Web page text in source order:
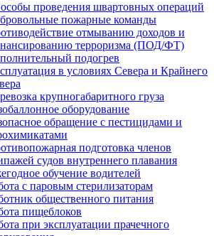
проведения швартовных операций
пожарные команды
отмыванию доходов и
терроризма (ПОД/ФТ)
подогрев
в условиях Севера и Крайнего
крупногабаритного груза
оборудование
обращение с пестицидами и
подготовка членов
судов внутреннего плавания
обучение водителей
с паровым стерилизаторам
общественного питания
пищеблоков
при эксплуатации прачечного